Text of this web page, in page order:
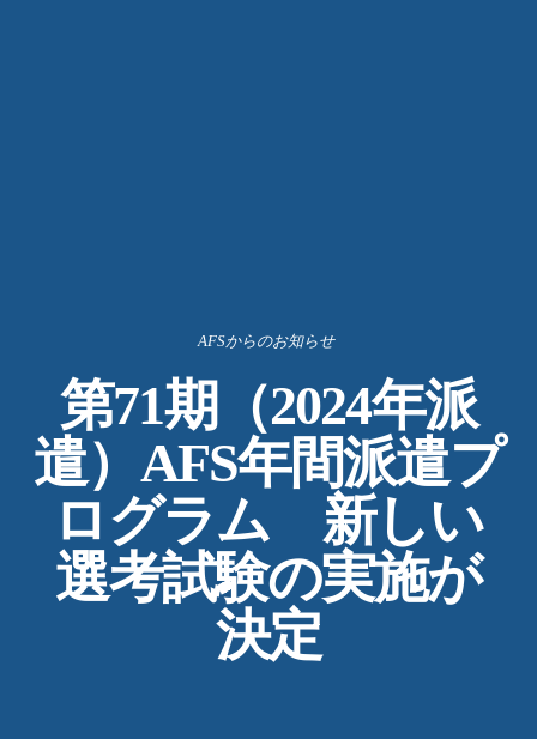
AFSからのお知らせ
第71期（2024年派
遣）AFS年間派遣プ
ログラム 新しい
選考試験の実施が
決定